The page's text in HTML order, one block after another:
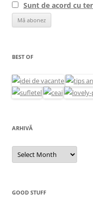
Sunt de acord cu
BEST OF
ARHIVĂ
Arhivă
GOOD STUFF